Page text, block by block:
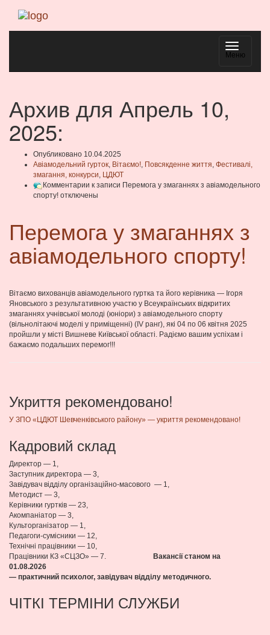
Меню
Архив для Апрель 10,
2025:
Опубликовано 10.04.2025
Авіамодельний гурток, Вітаємо!, Повсякденне життя, Фестивалі,
змагання, конкурси, ЦДЮТ
Комментарии к записи Перемога у змаганнях з авіамодельного
спорту! отключены
Перемога у змаганнях з
авіамодельного спорту!
Вітаємо вихованців авіамодельного гуртка та його керівника — Ігоря
Яновського з результативною участю у Всеукраїнських відкритих
змаганнях учнівської молоді (юніори) з авіамодельного спорту
(вільнолітаючі моделі у приміщенні) (IV ранг), які 04 по 06 квітня 2025
пройшли у місті Вишневе Київської області. Радіємо вашим успіхам і
бажаємо подальших перемог!!!
Укриття рекомендовано!
У ЗПО «ЦДЮТ Шевченківського району» — укриття рекомендовано!
Кадровий склад
Директор — 1,
Заступник директора — 3,
Завідувач відділу організаційно-масового — 1,
Методист — 3,
Керівники гуртків — 23,
Акомпаніатор — 3,
Культорганізатор — 1,
Педагоги-сумісники — 12,
Технічні працівники — 10,
Працівники КЗ «СЦЗО» — 7.
Вакансії станом на
01.08.2026
— практичний психолог, завідувач відділу методичного.
ЧІТКІ ТЕРМІНИ СЛУЖБИ